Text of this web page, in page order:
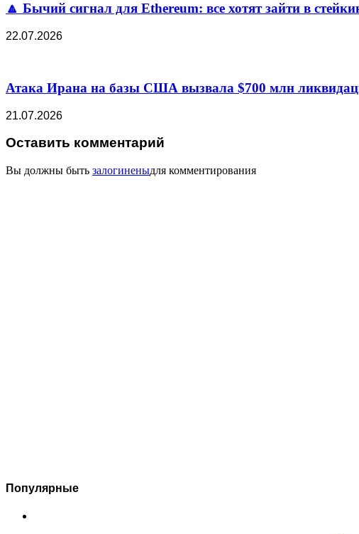
🔼 Бычий сигнал для Ethereum: все хотят зайти в
22.07.2026
Атака Ирана на базы США вызвала $700 млн
21.07.2026
Оставить комментарий
Вы должны быть залогиненыдля комментирования
Популярные